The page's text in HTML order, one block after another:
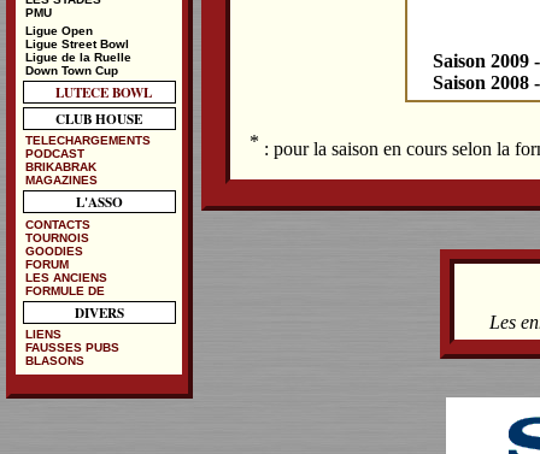
Saison 2009
Saison 2008
* : pour la saison en cours selon la
Les
PMU
Ligue Open
Ligue Street Bowl
Ligue de la Ruelle
Down Town Cup
LUTECE BOWL
CLUB HOUSE
TELECHARGEMENTS
PODCAST
BRIKABRAK
MAGAZINES
L'ASSO
CONTACTS
TOURNOIS
GOODIES
FORUM
LES ANCIENS
FORMULE DE
DIVERS
LIENS
FAUSSES PUBS
BLASONS